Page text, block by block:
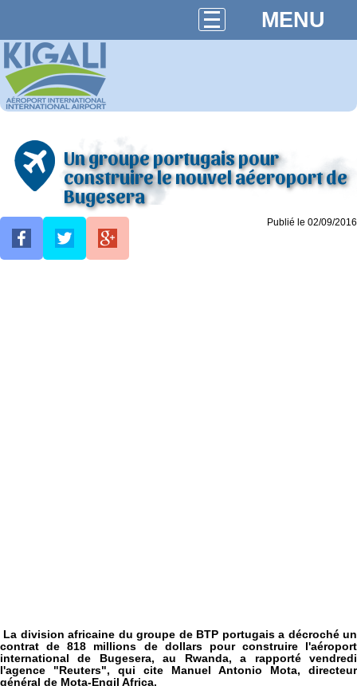
MENU
Un groupe portugais pour
construire le nouvel aéeroport de
Bugesera
Publié le 02/09/2016
La division africaine du groupe de BTP portugais a décroché un
contrat de 818 millions de dollars pour construire l'aéroport
international de Bugesera, au Rwanda, a rapporté vendredi
l'agence "Reuters", qui cite Manuel Antonio Mota, directeur
général de Mota-Engil Africa.